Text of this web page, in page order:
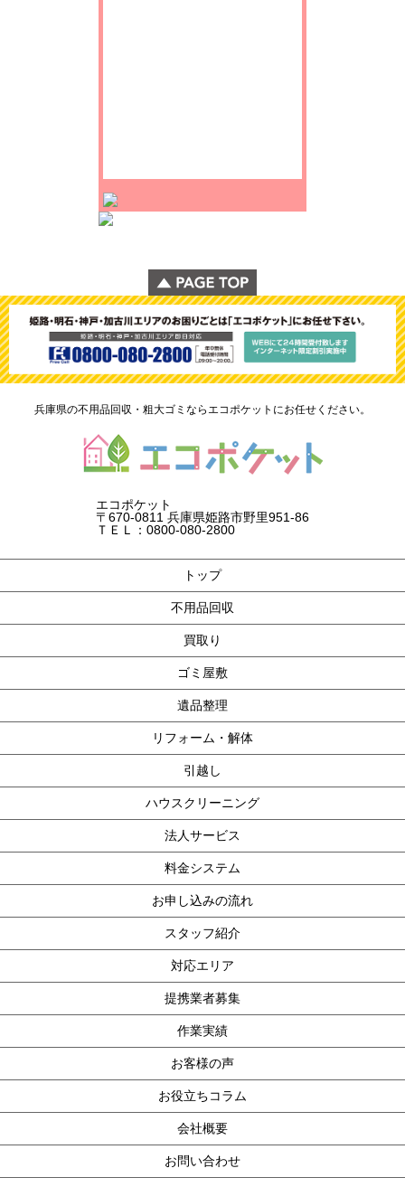
兵庫県の不用品回収・粗大ゴミならエコポケットにお任せください。
エコポケット
〒670-0811 兵庫県姫路市野里951-86
ＴＥＬ：0800-080-2800
トップ
不用品回収
買取り
ゴミ屋敷
遺品整理
リフォーム・解体
引越し
ハウスクリーニング
法人サービス
料金システム
お申し込みの流れ
スタッフ紹介
対応エリア
提携業者募集
作業実績
お客様の声
お役立ちコラム
会社概要
お問い合わせ